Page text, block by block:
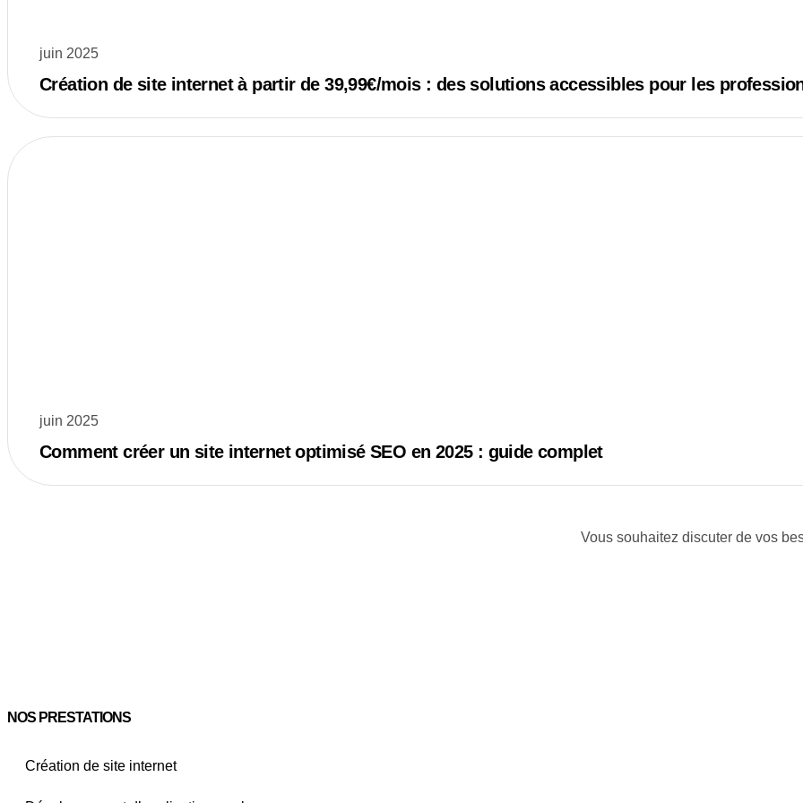
juin 2025
Création de site internet à partir de 39,99€/mois : des solutions accessibles pour les
juin 2025
Comment créer un site internet optimisé SEO en 2025 : guide complet
Vous souhaitez discuter de vos
NOS PRESTATIONS
Création de site internet